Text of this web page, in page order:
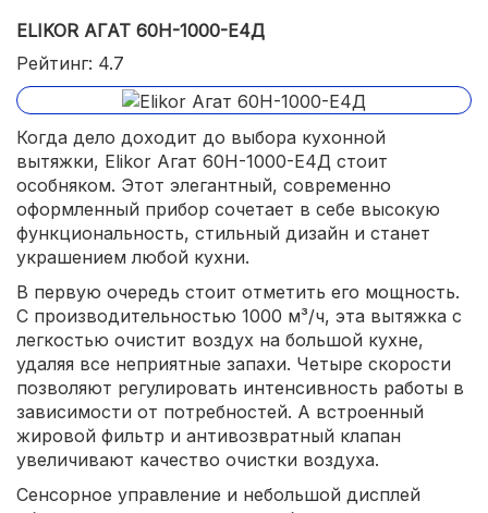
ELIKOR АГАТ 60Н-1000-Е4Д
Рейтинг: 4.7
Когда дело доходит до выбора кухонной
вытяжки, Elikor Агат 60Н-1000-Е4Д стоит
особняком. Этот элегантный, современно
оформленный прибор сочетает в себе высокую
функциональность, стильный дизайн и станет
украшением любой кухни.
В первую очередь стоит отметить его мощность.
С производительностью 1000 м³/ч, эта вытяжка с
легкостью очистит воздух на большой кухне,
удаляя все неприятные запахи. Четыре скорости
позволяют регулировать интенсивность работы в
зависимости от потребностей. А встроенный
жировой фильтр и антивозвратный клапан
увеличивают качество очистки воздуха.
Сенсорное управление и небольшой дисплей